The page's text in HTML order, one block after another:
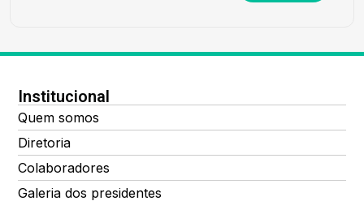
Institucional
Quem somos
Diretoria
Colaboradores
Galeria dos presidentes